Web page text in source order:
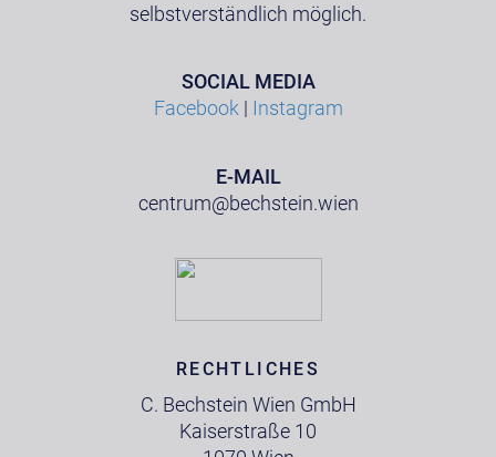
selbstverständlich möglich.
SOCIAL MEDIA
Facebook | Instagram
E-MAIL
centrum@bechstein.wien
RECHTLICHES
C. Bechstein Wien GmbH
Kaiserstraße 10